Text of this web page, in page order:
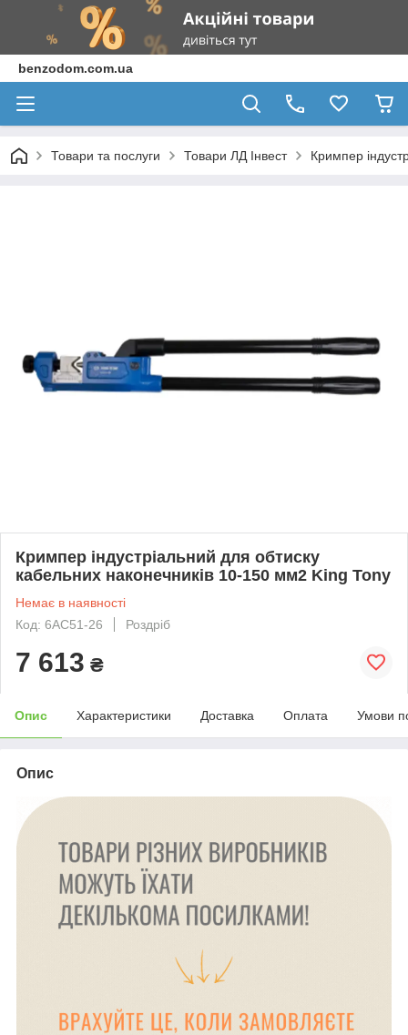
benzodom.com.ua
Товари та послуги Товари ЛД Інвест Кримпер
Кримпер індустріальний для обтиску
кабельних наконечників 10-150 мм2 King Tony
Немає в наявності
Код: 6AC51-26
Роздріб
7 613 ₴
Опис Характеристики Доставка Оплата Умови
Опис